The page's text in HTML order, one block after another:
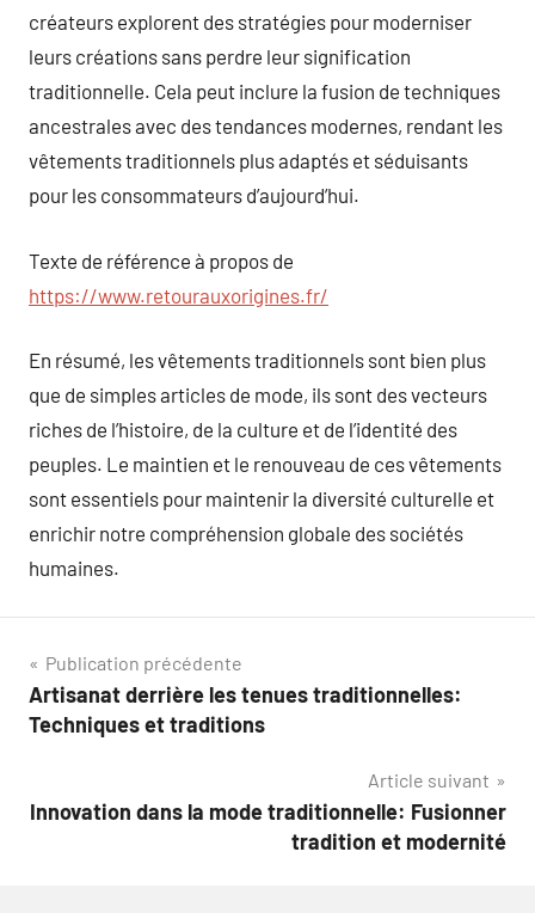
créateurs explorent des stratégies pour moderniser
leurs créations sans perdre leur signification
traditionnelle. Cela peut inclure la fusion de techniques
ancestrales avec des tendances modernes, rendant les
vêtements traditionnels plus adaptés et séduisants
pour les consommateurs d’aujourd’hui.
Texte de référence à propos de
https://www.retourauxorigines.fr/
En résumé, les vêtements traditionnels sont bien plus
que de simples articles de mode, ils sont des vecteurs
riches de l’histoire, de la culture et de l’identité des
peuples. Le maintien et le renouveau de ces vêtements
sont essentiels pour maintenir la diversité culturelle et
enrichir notre compréhension globale des sociétés
humaines.
Navigation
de
Publication précédente
Artisanat derrière les tenues traditionnelles:
Techniques et traditions
Article suivant
Innovation dans la mode traditionnelle: Fusionner
tradition et modernité